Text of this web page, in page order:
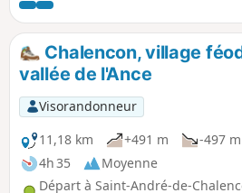
Chalencon, village
vallée de l'Ance
Visorandonneur
11,18 km
+491 m
-497 m
4h 35
Moyenne
Départ à Saint-André-de-